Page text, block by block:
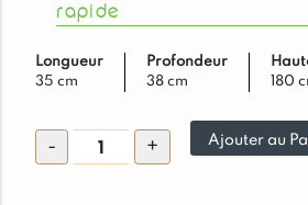
rapide
Longueur
35 cm
Profondeur
38 cm
180
-
quantité
de
+ Ajouter au